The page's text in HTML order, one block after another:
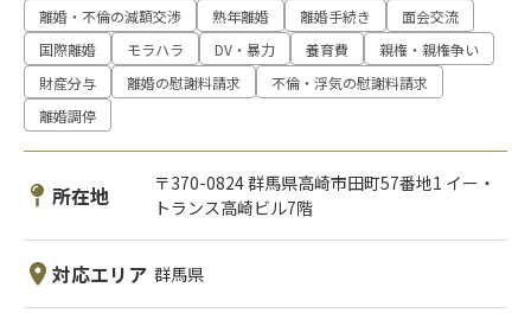
離婚・不倫の減額交渉 熟年離婚 離婚手続き
面会交流
国際離婚
モラハラ DV・暴力 養育費
親権・親権争い
財産分与
離婚の慰謝料請求
不倫・浮気の慰謝料請求
離婚調停
所在地
〒370-0824 群馬県高崎市田町57番地1 イー・
トランス高崎ビル7階
対応エリア 群馬県